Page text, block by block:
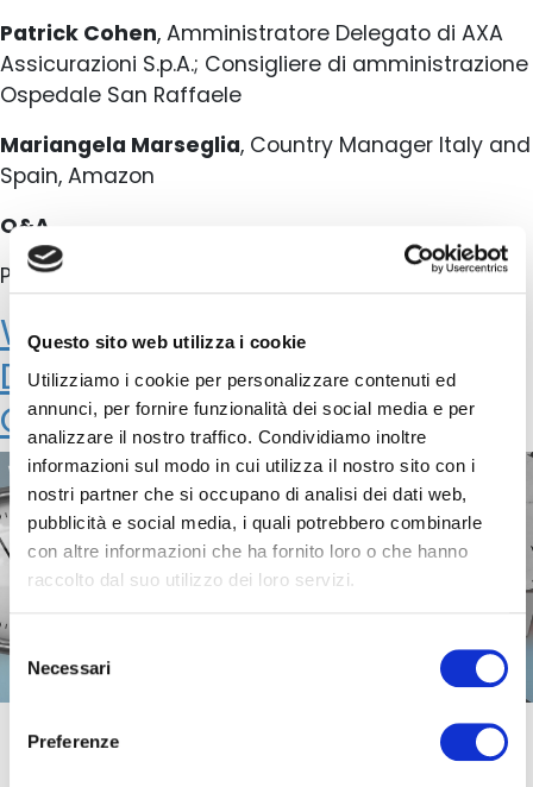
Questo sito web utilizza i cookie
Utilizziamo i cookie per personalizzare contenuti ed
annunci, per fornire funzionalità dei social media e per
analizzare il nostro traffico. Condividiamo inoltre
informazioni sul modo in cui utilizza il nostro sito con i
nostri partner che si occupano di analisi dei dati web,
pubblicità e social media, i quali potrebbero combinarle
con altre informazioni che ha fornito loro o che hanno
raccolto dal suo utilizzo dei loro servizi.
Selezione
del
consenso
Necessari
Preferenze
Patrick Cohen, Amministratore Delegato di AXA
Assicurazioni S.p.A.; Consigliere di amministrazione
Ospedale San Raffaele
Mariangela Marseglia, Country Manager Italy and
Spain, Amazon
Q&A
Per registrarsi al webinar
WEBINAR – Donne, Diversity,
Disruption: la reazione al
Covid-19 – 21 Maggio 2020